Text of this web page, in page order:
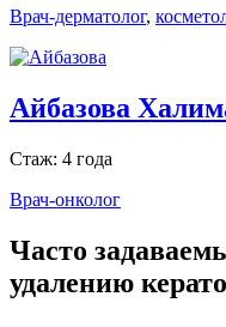
Врач-дерматолог,
Айбазова
Стаж: 4 года
Врач-онколог
Часто
удалению